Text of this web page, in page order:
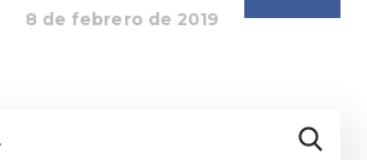
8 de febrero de 2019